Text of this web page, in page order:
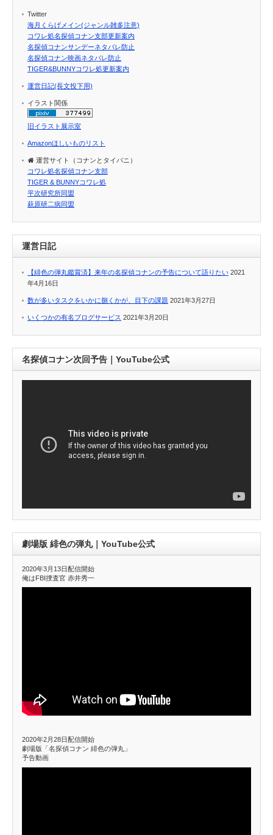
Twitter
海月くらげメイン(ジャンル雑多注意)
コワレ処名探偵コナン支部更新案内
名探偵コナンサンデーネタバレ防止
名探偵コナン映画ネタバレ防止
TIGER&BUNNYコワレ処更新案内
運営日記(長文投下用)
イラスト関係
旧イラスト展示室
Amazonほしいものリスト
運営サイト（コナンとタイバニ）
コワレ処名探偵コナン支部
TIGER & BUNNYコワレ処
平次研究所同盟
萩原研二病同盟
運営日記
【緋色の弾丸鑑賞済】来年の名探偵コナンの予告について語りたい 2021
年4月16日
数が多いタスクをいかに捌くかが、目下の課題 2021年3月27日
いくつかの有名ブログサービス 2021年3月20日
名探偵コナン次回予告｜YouTube公式
劇場版 緋色の弾丸｜YouTube公式
2020年3月13日配信開始
俺はFBI捜査官 赤井秀一
2020年2月28日配信開始
劇場版「名探偵コナン 緋色の弾丸」
予告動画